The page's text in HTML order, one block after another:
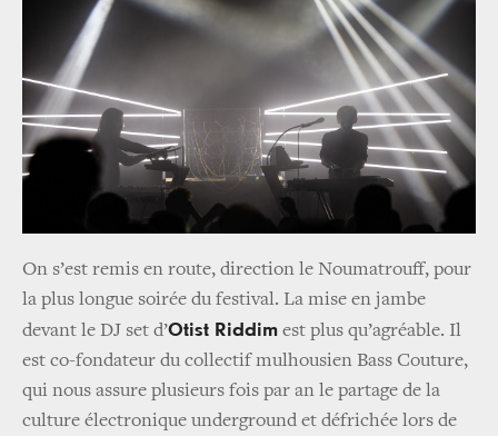
On s’est remis en route, direction le Noumatrouff, pour
la plus longue soirée du festival. La mise en jambe
devant le DJ set d’Otist Riddim est plus qu’agréable. Il
est co-fondateur du collectif mulhousien Bass Couture,
qui nous assure plusieurs fois par an le partage de la
culture électronique underground et défrichée lors de